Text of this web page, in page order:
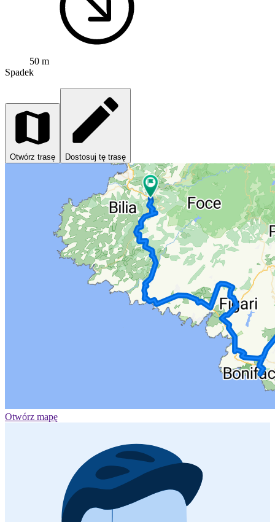
50 m
Spadek
Otwórz trasę Dostosuj tę trasę
Otwórz mapę